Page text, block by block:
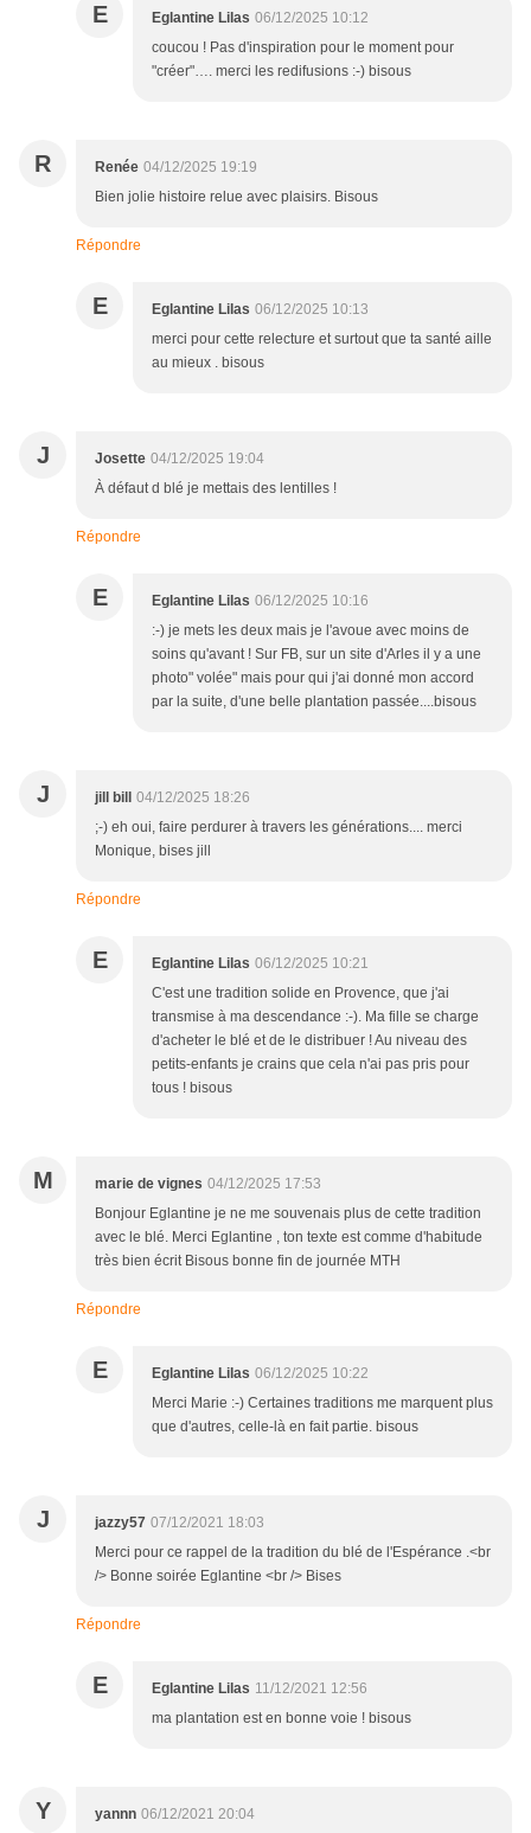
E Eglantine Lilas 06/12/2025 10:12
coucou ! Pas d'inspiration pour le moment pour
"créer"…. merci les redifusions :-) bisous
R Renée 04/12/2025 19:19
Bien jolie histoire relue avec plaisirs. Bisous
Répondre
E Eglantine Lilas 06/12/2025 10:13
merci pour cette relecture et surtout que ta santé aille
au mieux . bisous
J Josette 04/12/2025 19:04
À défaut d blé je mettais des lentilles !
Répondre
E Eglantine Lilas 06/12/2025 10:16
:-) je mets les deux mais je l'avoue avec moins de
soins qu'avant ! Sur FB, sur un site d'Arles il y a une
photo" volée" mais pour qui j'ai donné mon accord
par la suite, d'une belle plantation passée....bisous
J jill bill
04/12/2025 18:26
;-) eh oui, faire perdurer à travers les générations.... merci
Monique, bises jill
Répondre
E Eglantine Lilas 06/12/2025 10:21
C'est une tradition solide en Provence, que j'ai
transmise à ma descendance :-). Ma fille se charge
d'acheter le blé et de le distribuer ! Au niveau des
petits-enfants je crains que cela n'ai pas pris pour
tous ! bisous
M marie de vignes 04/12/2025 17:53
Bonjour Eglantine je ne me souvenais plus de cette tradition
avec le blé. Merci Eglantine , ton texte est comme d'habitude
très bien écrit Bisous bonne fin de journée MTH
Répondre
E Eglantine Lilas 06/12/2025 10:22
Merci Marie :-) Certaines traditions me marquent plus
que d'autres, celle-là en fait partie. bisous
J jazzy57 07/12/2021 18:03
Merci pour ce rappel de la tradition du blé de l'Espérance .<br
/> Bonne soirée Eglantine <br /> Bises
Répondre
E Eglantine Lilas 11/12/2021 12:56
ma plantation est en bonne voie ! bisous
Y yannn 06/12/2021 20:04